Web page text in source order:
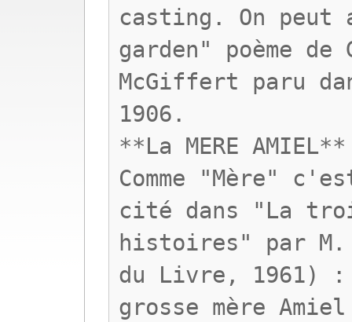
casting. On
garden" poème
McGiffert paru
1906.
**La MERE
Comme "Mère"
cité dans "La
histoires" par M.
du Livre, 1961)
grosse mère